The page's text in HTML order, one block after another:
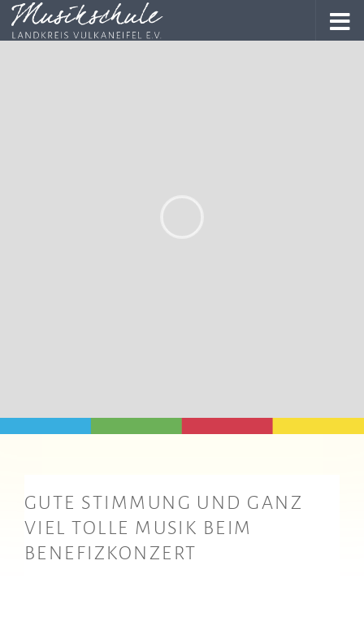
GUTE STIMMUNG UND GANZ
VIEL TOLLE MUSIK BEIM
BENEFIZKONZERT